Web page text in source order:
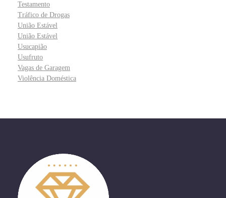
Testamento
Tráfico de Drogas
União Estável
União Estável
Usucapião
Usufruto
Vagas de Garagem
Violência Doméstica